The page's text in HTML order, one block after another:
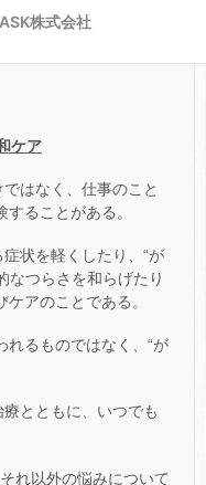
ケア
はなく、仕事のこと
ることがある。
状を軽くしたり、“が
なつらさを和らげたり
アのことである。
れるものではなく、“が
とともに、いつでも
れ以外の悩みについて